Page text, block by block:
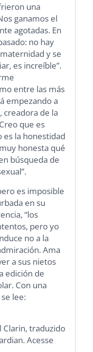
una
ganamos el
agotadas. En
no hay
y se
es increíble”.
entre las más
empezando a
creadora de la
que es
es la honestidad
honesta qué
búsqueda de
es imposible
en su
“los
pero yo
no a la
Ama
a sus nietos
edición de
Con una
lee:
Clarin, traduzido
Acesse